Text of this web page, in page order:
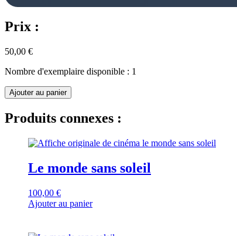
Prix :
50,00 €
Nombre d'exemplaire disponible : 1
quantité
de
Le
monde
Ajouter au panier
Produits connexes :
Le monde sans soleil
100,00 €
Ajouter au panier